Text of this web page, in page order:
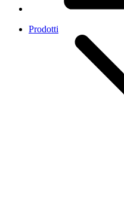
Prodotti